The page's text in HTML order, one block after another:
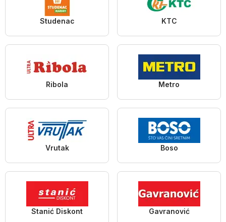
Studenac KTC
Ribola Metro
Vrutak Boso
Stanić Diskont Gavranović